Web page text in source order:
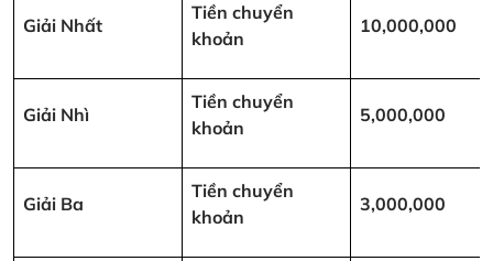
Giải Nhất
Tiền chuyển
khoản
10,000,000
Giải Nhì
Tiền chuyển
khoản
5,000,000
Giải Ba
Tiền chuyển
khoản
3,000,000